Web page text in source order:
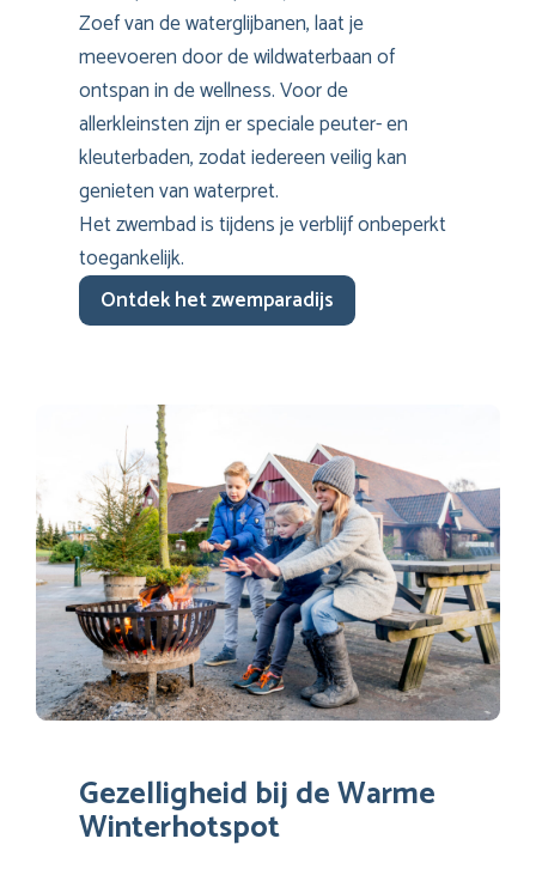
Zoef van de waterglijbanen, laat je
meevoeren door de wildwaterbaan of
ontspan in de wellness. Voor de
allerkleinsten zijn er speciale peuter- en
kleuterbaden, zodat iedereen veilig kan
genieten van waterpret.
Het zwembad is tijdens je verblijf onbeperkt
toegankelijk.
Ontdek het zwemparadijs
Gezelligheid bij de Warme
Winterhotspot